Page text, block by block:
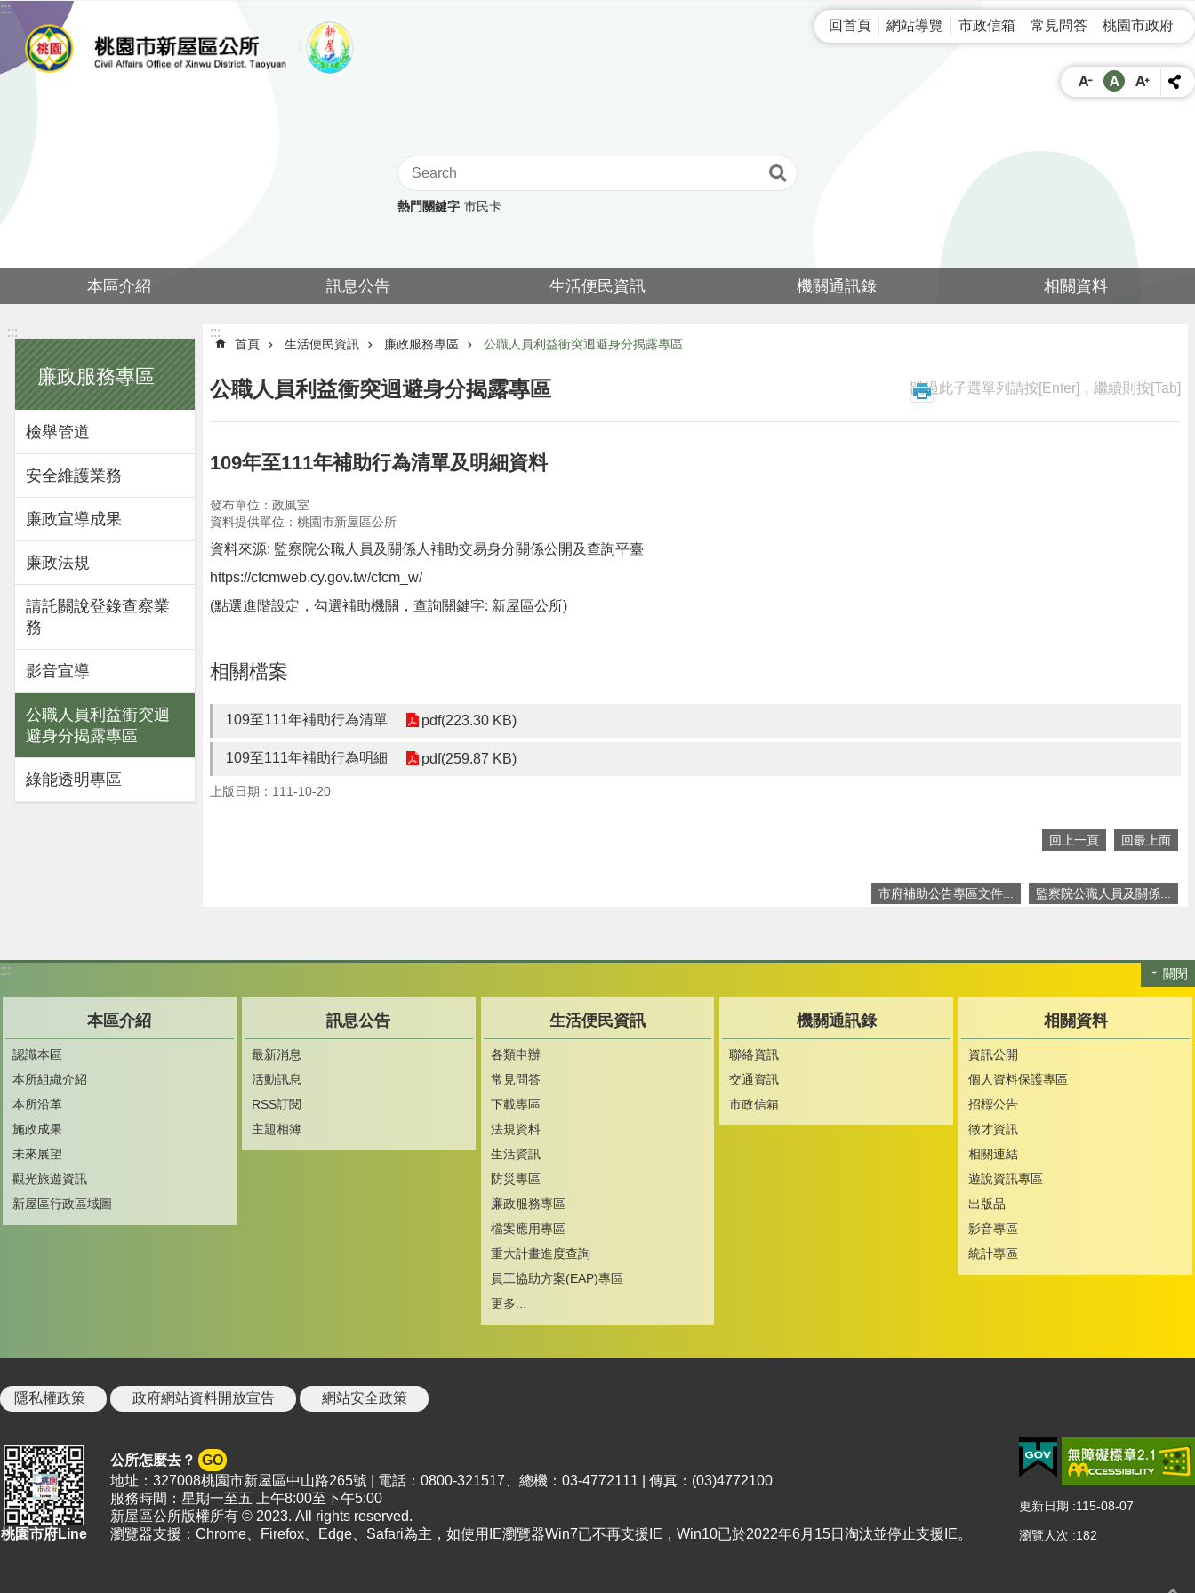
跳到主要內容區塊
:::
回首頁
網站導覽 市政信箱 常見問答 桃園市政府
熱門關鍵字 市民卡
本區介紹 訊息公告 生活便民資訊 機關通訊錄 相關資料
:::
廉政服務專區
檢舉管道
安全維護業務
廉政宣導成果
廉政法規
請託關說登錄查察業
務
影音宣導
公職人員利益衝突迴
避身分揭露專區
綠能透明專區
:::
首頁 生活便民資訊 廉政服務專區 公職人員利益衝突迴避身分揭露專區
公職人員利益衝突迴避身分揭露專區 跳過此子選單列請按[Enter]，繼續則按[Tab]
109年至111年補助行為清單及明細資料
發布單位：政風室
資料提供單位：桃園市新屋區公所
資料來源: 監察院公職人員及關係人補助交易身分關係公開及查詢平臺
https://cfcmweb.cy.gov.tw/cfcm_w/
(點選進階設定，勾選補助機關，查詢關鍵字: 新屋區公所)
相關檔案
109至111年補助行為清單 pdf(223.30 KB)
109至111年補助行為明細 pdf(259.87 KB)
上版日期：111-10-20
回上一頁 回最上面
市府補助公告專區文件... 監察院公職人員及關係...
關閉
:::
本區介紹
認識本區
本所組織介紹
本所沿革
施政成果
未來展望
觀光旅遊資訊
新屋區行政區域圖
訊息公告
最新消息
活動訊息
RSS訂閱
主題相簿
生活便民資訊
各類申辦
常見問答
下載專區
法規資料
生活資訊
防災專區
廉政服務專區
檔案應用專區
重大計畫進度查詢
員工協助方案(EAP)專區
更多...
機關通訊錄
聯絡資訊
交通資訊
市政信箱
相關資料
資訊公開
個人資料保護專區
招標公告
徵才資訊
相關連結
遊說資訊專區
出版品
影音專區
統計專區
隱私權政策 政府網站資料開放宣告 網站安全政策
桃園市府Line
公所怎麼去？ GO
地址：327008桃園市新屋區中山路265號 | 電話：0800-321517、總機：03-4772111 | 傳真：(03)4772100
服務時間：星期一至五 上午8:00至下午5:00
新屋區公所版權所有 © 2023. All rights reserved.
瀏覽器支援：Chrome、Firefox、Edge、Safari為主，如使用IE瀏覽器Win7已不再支援IE，Win10已於2022年6月15日淘汰並停止支援IE。
更新日期 115-08-07
瀏覽人次 182